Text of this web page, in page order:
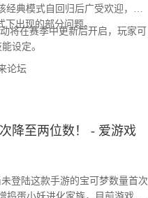
经典模式自回归后广受欢迎，日
下出现的部分问题。
在赛季中更新后开启，玩家可
设定。
论坛
降至两位数！ - 爱游戏
登陆这款手游的宝可梦数量首次